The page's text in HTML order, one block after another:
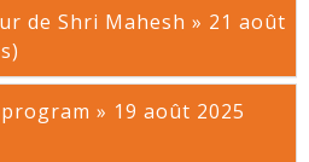
de Shri Mahesh » 21 août
» 19 août 2025